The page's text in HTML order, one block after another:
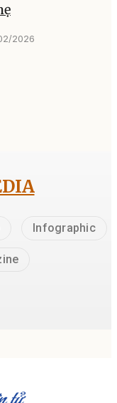
2026
Infographic